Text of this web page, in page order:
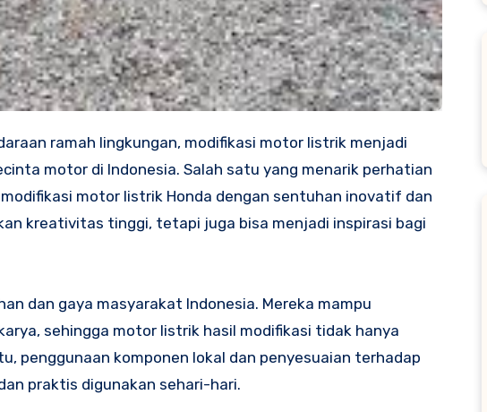
motor di Indonesia. Salah satu yang menarik perhatian
motor listrik Honda dengan sentuhan inovatif dan
kreativitas tinggi, tetapi juga bisa menjadi inspirasi bagi
dan gaya masyarakat Indonesia. Mereka mampu
sehingga motor listrik hasil modifikasi tidak hanya
penggunaan komponen lokal dan penyesuaian terhadap
praktis digunakan sehari-hari.